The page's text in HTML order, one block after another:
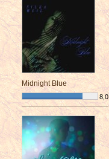
Midnight Blue
8,0
¯¯¯¯¯¯¯¯¯¯¯¯¯¯¯¯¯¯¯¯¯¯¯¯